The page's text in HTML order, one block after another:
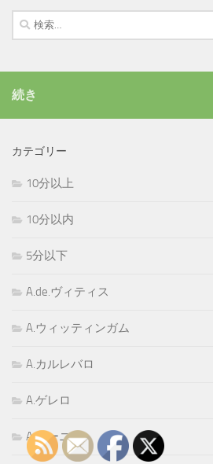
検
索:
続き
カテゴリー
10分以上
10分以内
5分以下
A.de.ヴィティス
A.ウィッティンガム
A.カルレバロ
A.ゲレロ
A.ゴーニ